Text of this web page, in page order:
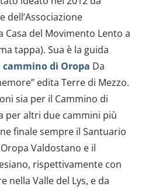
dell’Associazione
Casa del Movimento Lento a
tappa). Sua è la guida
cammino di Oropa Da
edita Terre di Mezzo.
sia per il Cammino di
per altri due cammini più
finale sempre il Santuario
Valdostano e il
rispettivamente con
nella Valle del Lys, e da